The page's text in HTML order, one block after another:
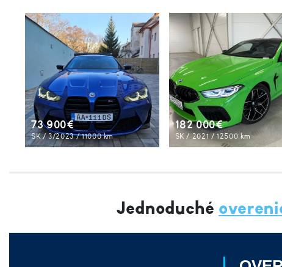
73 900€
SK / 3/2023 / 11000 km
182 000€
SK / 2021 / 12500 km
Jednoduché